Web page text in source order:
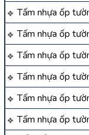
Tấm nhựa ốp
Tấm nhựa ốp
Tấm nhựa ốp
Tấm nhựa ốp
Tấm nhựa ốp
Tấm nhựa ốp